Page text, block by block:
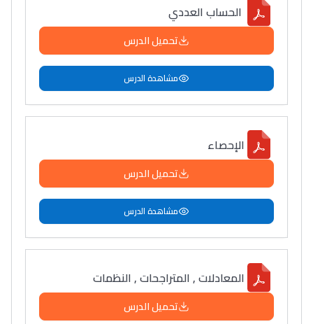
الحساب العددي
تحميل الدرس
مشاهدة الدرس
الإحصاء
تحميل الدرس
مشاهدة الدرس
المعادلات , المتراجحات , النظمات
تحميل الدرس